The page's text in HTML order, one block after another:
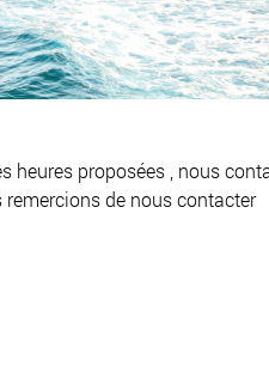
heures proposées , nous
de nous contacter